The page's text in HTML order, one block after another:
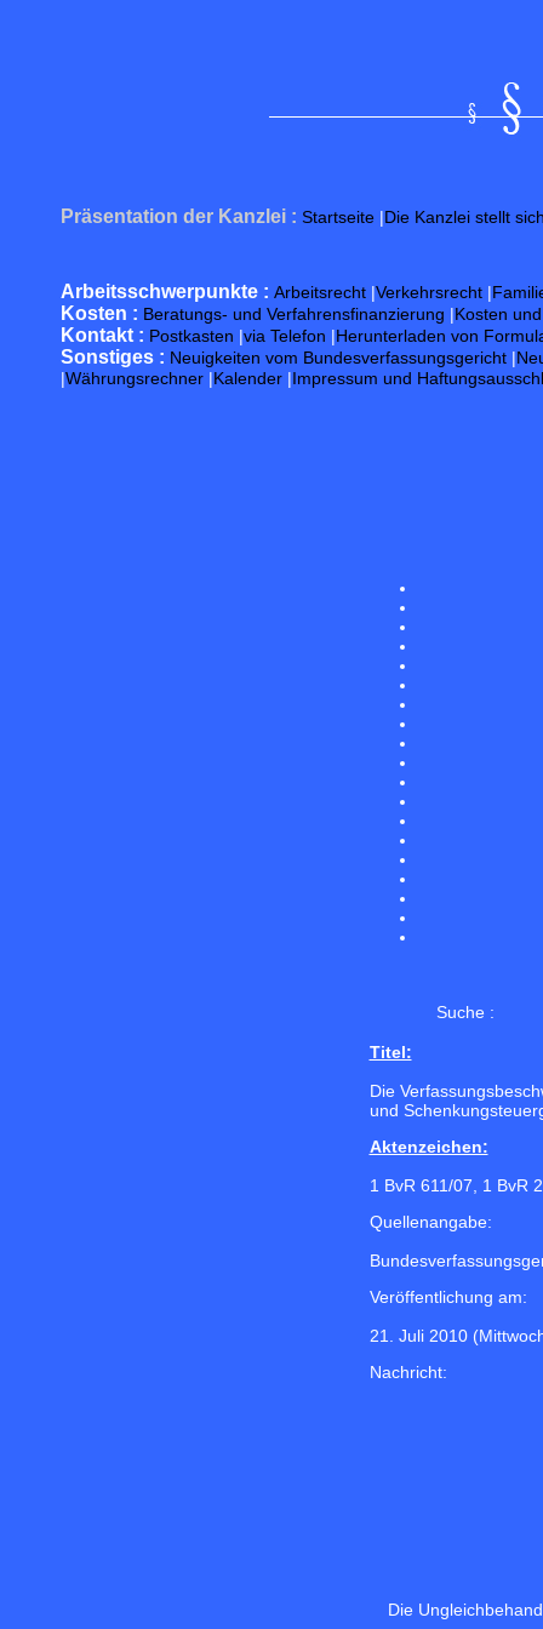
Präsentation der Kanzlei : Startseite |Die Kanzlei stellt
Arbeitsschwerpunkte : Arbeitsrecht |Verkehrsrecht |
Kosten : Beratungs- und Verfahrensfinanzierung |Kosten
Kontakt : Postkasten |via Telefon |Herunterladen von
Sonstiges : Neuigkeiten vom Bundesverfassungsgericht |
|Währungsrechner |Kalender |Impressum und
Suche :
Titel:
Die
und
Aktenzeichen:
1 BvR 611/07, 1 BvR
Quellenangabe:
Veröffentlichung am:
21. Juli 2010
Nachricht:
Die